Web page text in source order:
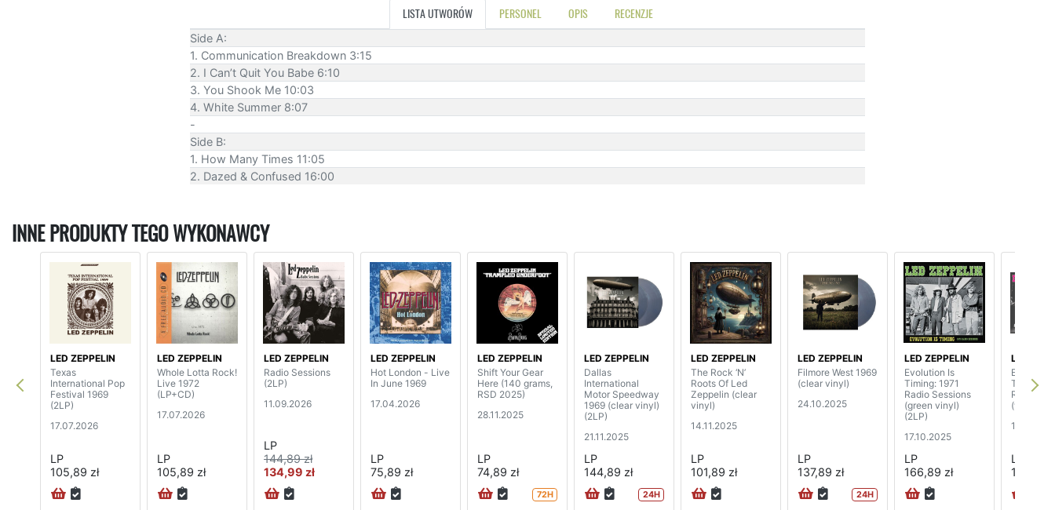
LISTA UTWORÓW PERSONEL OPIS RECENZJE
Side A:
1. Communication Breakdown 3:15
2. I Can’t Quit You Babe 6:10
3. You Shook Me 10:03
4. White Summer 8:07
-
Side B:
1. How Many Times 11:05
2. Dazed & Confused 16:00
INNE PRODUKTY TEGO WYKONAWCY
LED ZEPPELIN
Texas
International Pop
Festival 1969
(2LP)
17.07.2026
LP
105,89 zł
LED ZEPPELIN
Whole Lotta Rock!
Live 1972
(LP+CD)
17.07.2026
LP
105,89 zł
LED ZEPPELIN
Radio Sessions
(2LP)
11.09.2026
LP
144,89 zł
134,99 zł
LED ZEPPELIN
Hot London - Live
In June 1969
17.04.2026
LP
75,89 zł
LED ZEPPELIN
Shift Your Gear
Here (140 grams,
RSD 2025)
28.11.2025
LP
74,89 zł
72H
LED ZEPPELIN
Dallas
International
Motor Speedway
1969 (clear vinyl)
(2LP)
21.11.2025
LP
144,89 zł
24H
LED ZEPPELIN
The Rock ‘N’
Roots Of Led
Zeppelin (clear
vinyl)
14.11.2025
LP
101,89 zł
LED ZEPPELIN
Filmore West 1969
(clear vinyl)
24.10.2025
LP
137,89 zł
24H
LED ZEPPELIN
Evolution Is
Timing: 1971
Radio Sessions
(green vinyl)
(2LP)
17.10.2025
LP
166,89 zł
LED
Evolution
Timing:
Radio
(white
LP
166,89